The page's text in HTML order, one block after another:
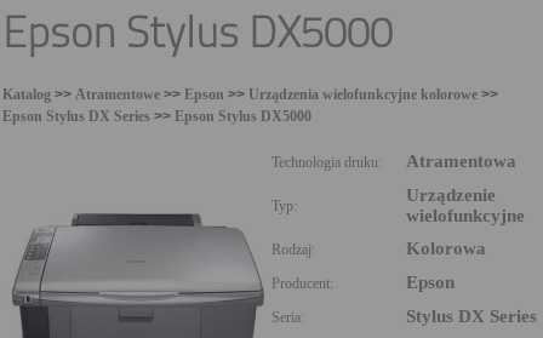
Sklep internetowy
Epson Stylus DX5000
Katalog >> Atramentowe >> Epson >> Urządzenia wielofunkcyjne kolorowe >>
Epson Stylus DX Series >> Epson Stylus DX5000
Technologia druku: Atramentowa
Typ:
Urządzenie
wielofunkcyjne
Rodzaj: Kolorowa
Producent: Epson
Seria: Stylus DX Series